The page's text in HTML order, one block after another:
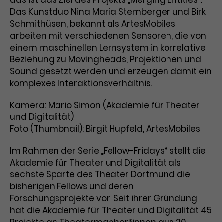
Benutzer*in wiedererkannt werden,
und es wird Zugang zu
geschützten Bereichen gewährt.
Name cookie_optin
Laufzeit 1 Monat
Enthält die gewählten Tracking-
Optin-Einstellungen.
Laufzeit 2 Jahre
Dieses Cookie wird von Google
Analytics installiert. Das Cookie
wird verwendet, um
Besucher*innen-, Sitzungs- und
Kampagnendaten zu berechnen
den Analysebericht der Website zu
verfolgen. Die Cookies speichern
Informationen anonym und weisen
um Besuche zu erkennen.
Name _gid
Anbieter Google Analytics
Marketing
Diese Gruppe beinhaltet alle Scripte, die es uns
ermöglichen die Leistung unserer
Werbekampagnen zu analysieren und
Conversions zu messen. Außerdem helfen sie
uns dabei Werbeanzeigen und Inhalte besser auf
die Interessen unserer Nutzer abzustimmen.
Name
_gcl_au
Anbieter Google Ads
Laufzeit 3 Monate
Zweck
Wird von Google verwendet, um
die Effizienz von Werbeanzeigen zu
messen und Conversions zu
speichern. Dieses Cookie hilft dabei
nachzuvollziehen, ob Nutzer über
Google-Anzeigen auf unsere
Website gelangt sind.
Cookie-Informationen
Das Kunstduo Nina Maria Stemberger und Birk
Schmithüsen, bekannt als ArtesMobiles
arbeiten mit verschiedenen Sensoren, die von
einem maschinellen Lernsystem in korrelative
Beziehung zu Movingheads, Projektionen und
Sound gesetzt werden und erzeugen damit ein
komplexes Interaktionsverhältnis.
Kamera: Mario Simon (Akademie für Theater
und Digitalität)
Foto (Thumbnail): Birgit Hupfeld, ArtesMobiles
Im Rahmen der Serie „Fellow-Fridays“ stellt die
Akademie für Theater und Digitalität als
sechste Sparte des Theater Dortmund die
bisherigen Fellows und deren
Forschungsprojekte vor. Seit ihrer Gründung
hat die Akademie für Theater und Digitalität 45